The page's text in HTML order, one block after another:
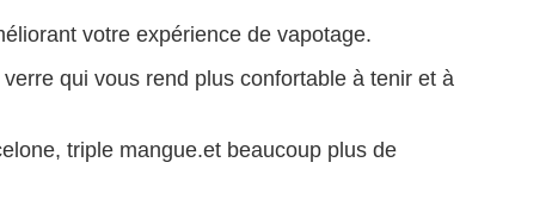
votre expérience de vapotage.
qui vous rend plus confortable à tenir et à
triple mangue.et beaucoup plus de